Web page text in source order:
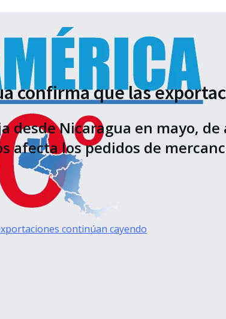
confirma que las
desde Nicaragua en mayo,
afecta los pedidos de